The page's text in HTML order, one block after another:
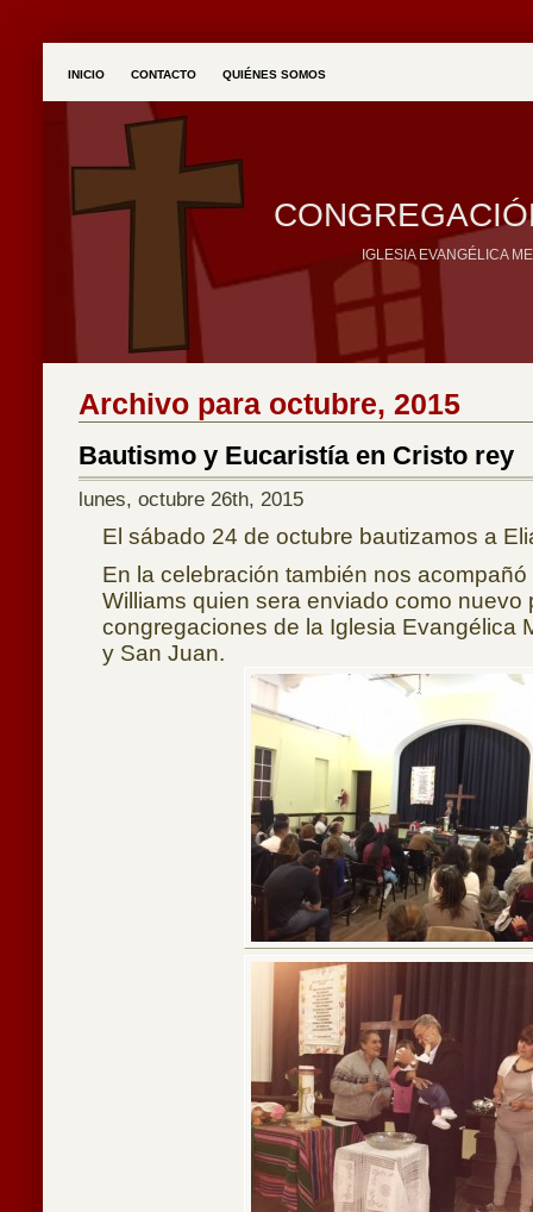
INICIO CONTACTO QUIÉNES SOMOS
IGLESIA EVANGÉLICA
Archivo para octubre, 2015
Bautismo y Eucaristía en Cristo rey
lunes, octubre 26th, 2015
El sábado 24 de octubre bautizamos a
En la celebración también nos
Williams quien sera enviado como nuevo
congregaciones de la Iglesia Evangélica
y San Juan.